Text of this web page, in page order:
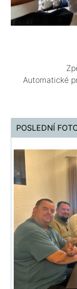
Automatické
POSLEDNÍ